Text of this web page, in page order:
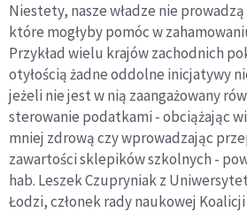
Niestety, nasze władze nie prowadzą
które mogłyby pomóc w
Przykład wielu krajów zachodnich
otyłością żadne oddolne inicjatywy
jeżeli nie jest w nią zaangażowany
sterowanie podatkami - obciążając
mniej zdrową czy wprowadzając
zawartości sklepików szkolnych -
hab. Leszek Czupryniak z
Łodzi, członek rady naukowej Koalicji